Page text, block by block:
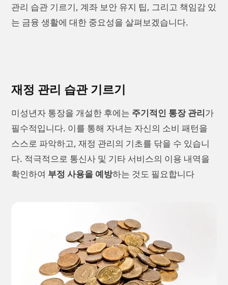
관리 습관 기르기, 계좌 보안 유지 팁, 그리고 책임감 있
는 금융 생활에 대한 중요성을 살펴보겠습니다.
재정 관리 습관 기르기
미성년자 통장을 개설한 후에는 주기적인 통장 관리가
필수적입니다. 이를 통해 자녀는 자신의 소비 패턴을
스스로 파악하고, 재정 관리의 기초를 닦을 수 있습니
다. 적극적으로 통신사 및 기타 서비스의 이용 내역을
확인하여 부정 사용을 예방하는 것도 필요합니다